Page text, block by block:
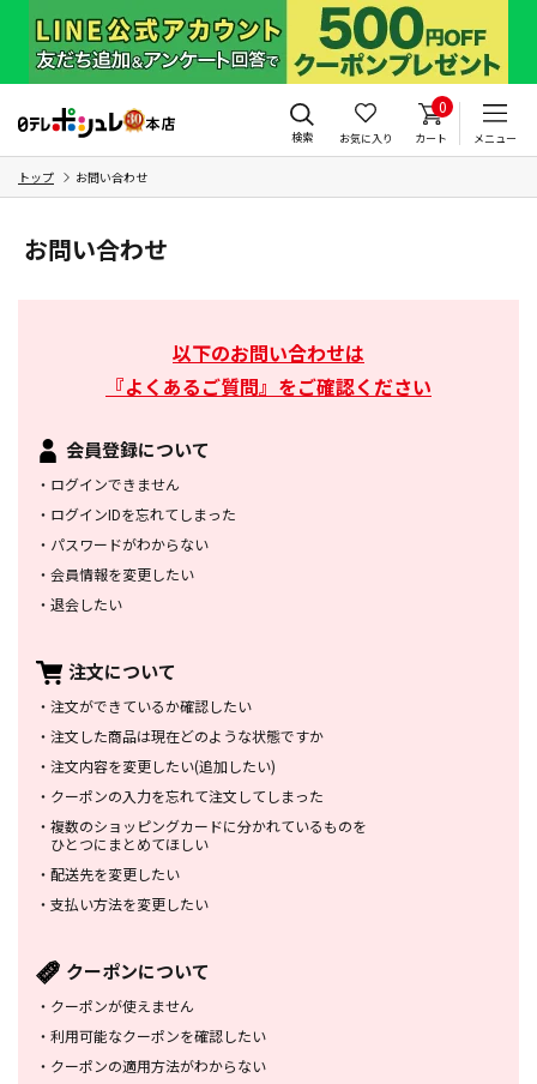
検索 お気に入り
0
カート メニュー
トップ お問い合わせ
お問い合わせ
以下のお問い合わせは
『よくあるご質問』をご確認ください
会員登録について
・ ログインできません
・ ログインIDを忘れてしまった
・ パスワードがわからない
・ 会員情報を変更したい
・ 退会したい
注文について
・ 注文ができているか確認したい
・ 注文した商品は現在どのような状態ですか
・ 注文内容を変更したい(追加したい)
・ クーポンの入力を忘れて注文してしまった
・ 複数のショッピングカードに分かれているものを
ひとつにまとめてほしい
・ 配送先を変更したい
・ 支払い方法を変更したい
クーポンについて
・ クーポンが使えません
・ 利用可能なクーポンを確認したい
・ クーポンの適用方法がわからない